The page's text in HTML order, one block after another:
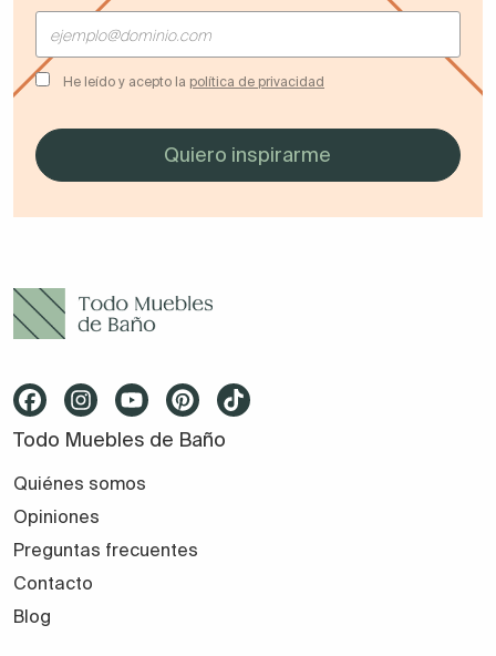
He leído y acepto la política de privacidad
Todo Muebles de Baño
Quiénes somos
Opiniones
Preguntas frecuentes
Contacto
Blog